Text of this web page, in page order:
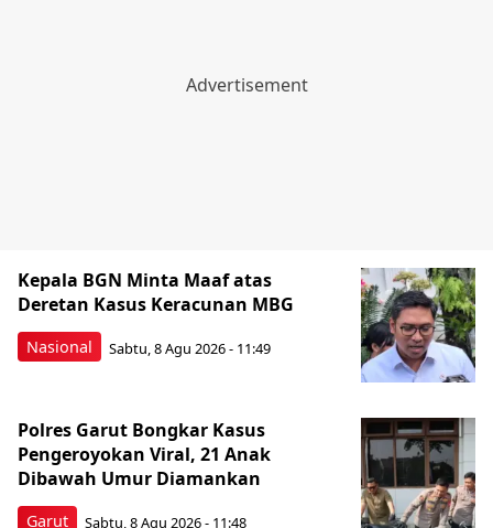
Nasional
Kepala BGN Minta Maaf atas
Deretan Kasus Keracunan MBG
Sabtu, 8 Agu 2026 - 11:49
Garut
Polres Garut Bongkar Kasus
Pengeroyokan Viral, 21 Anak
Dibawah Umur Diamankan
Sabtu, 8 Agu 2026 - 11:48